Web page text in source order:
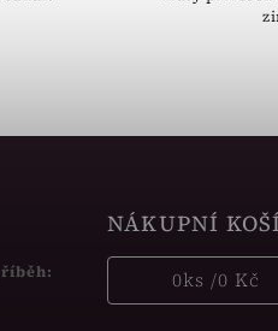
NÁKUPNÍ
0ks /0 Kč